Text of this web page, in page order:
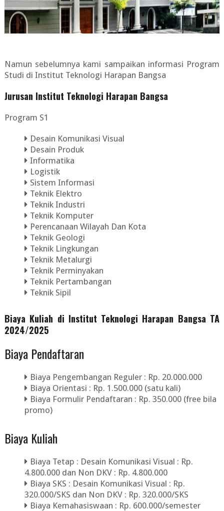
Namun sebelumnya kami sampaikan informasi Program
Studi di Institut Teknologi Harapan Bangsa
Jurusan Institut Teknologi Harapan Bangsa
Program S1
Desain Komunikasi Visual
Desain Produk
Informatika
Logistik
Sistem Informasi
Teknik Elektro
Teknik Industri
Teknik Komputer
Perencanaan Wilayah Dan Kota
Teknik Geologi
Teknik Lingkungan
Teknik Metalurgi
Teknik Perminyakan
Teknik Pertambangan
Teknik Sipil
Biaya Kuliah di Institut Teknologi Harapan Bangsa TA
2024/2025
Biaya Pendaftaran
Biaya Pengembangan Reguler : Rp. 20.000.000
Biaya Orientasi : Rp. 1.500.000 (satu kali)
Biaya Formulir Pendaftaran : Rp. 350.000 (free bila
promo)
​Biaya Kuliah
Biaya Tetap : Desain Komunikasi Visual : Rp.
4.800.000 dan Non DKV : Rp. 4.800.000
Biaya SKS : Desain Komunikasi Visual : Rp.
320.000/SKS dan Non DKV : Rp. 320.000/SKS
Biaya Kemahasiswaan : Rp. 600.000/semester